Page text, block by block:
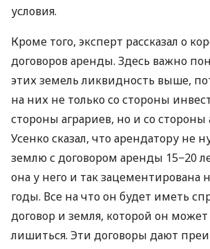
условия.
Кроме того, эксперт рассказал о
договоров аренды. Здесь важно
этих земель ликвидность выше,
на них не только со стороны
стороны аграриев, но и со стороны
Усенко сказал, что арендатору не
землю с договором аренды 15−20
она у него и так зацементирована
годы. Все на что он будет иметь
договор и земля, которой он
лишиться. Эти договоры дают